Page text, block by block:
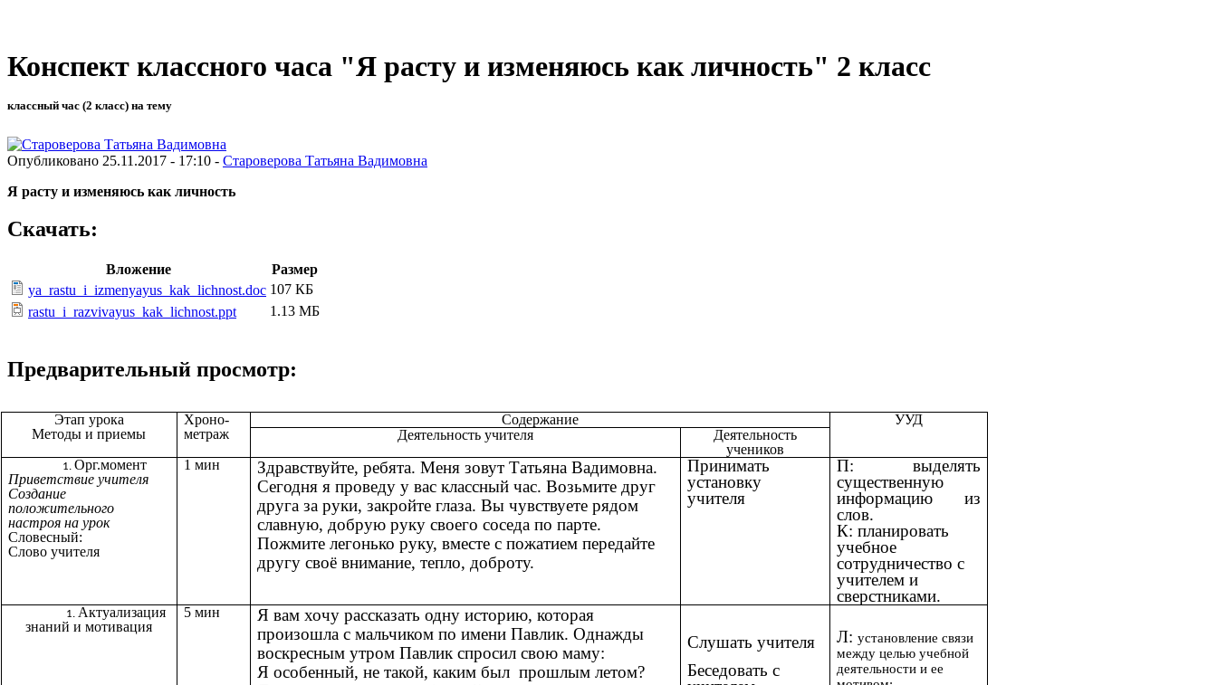
Конспект классного часа "Я расту и изменяюсь как личность" 2 класс
классный час (2 класс) на тему
Опубликовано 25.11.2017 - 17:10 - Староверова Татьяна Вадимовна
Я расту и изменяюсь как личность
Скачать:
Вложение
Размер
ya_rastu_i_izmenyayus_kak_lichnost.doc 107 КБ
rastu_i_razvivayus_kak_lichnost.ppt
1.13 МБ
Предварительный просмотр:
Этап урока
Методы и приемы
Хроно-
метраж
Содержание
УУД
Деятельность учителя
Деятельность
учеников
Орг.момент
Приветствие учителя
Создание
положительного
настроя на урок
Словесный:
Слово учителя
1 мин
Здравствуйте, ребята. Меня зовут Татьяна Вадимовна.
Сегодня я проведу у вас классный час. Возьмите друг
друга за руки, закройте глаза. Вы чувствуете рядом
славную, добрую руку своего соседа по парте.
Пожмите легонько руку, вместе с пожатием передайте
другу своё внимание, тепло, доброту.
Принимать
установку
учителя
П: выделять
существенную
информацию из
слов.
К: планировать
учебное
сотрудничество с
учителем и
сверстниками.
Актуализация
знаний и мотивация
5 мин
Я вам хочу рассказать одну историю, которая
произошла с мальчиком по имени Павлик. Однажды
воскресным утром Павлик спросил свою маму:
Я особенный, не такой, каким был прошлым летом?
Слушать учителя
Беседовать с
Л: установление связи
между целью учебной
деятельности и ее